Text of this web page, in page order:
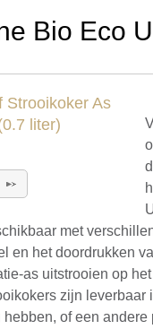
Bio Eco
met
en het doordrukken
as uitstrooien op
zijn leverbaar
of een andere